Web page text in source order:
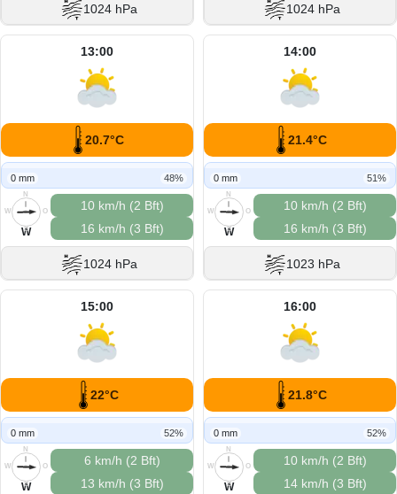
1024 hPa 1024 hPa
13:00
20.7°C
0 mm 48%
N
O
S
W
W
10 km/h (2 Bft)
16 km/h (3 Bft)
1024 hPa
14:00
21.4°C
0 mm 51%
N
O
S
W
W
10 km/h (2 Bft)
16 km/h (3 Bft)
1023 hPa
15:00
22°C
0 mm 52%
N
O
S
W
W
6 km/h (2 Bft)
13 km/h (3 Bft)
16:00
21.8°C
0 mm 52%
N
O
S
W
W
10 km/h (2 Bft)
14 km/h (3 Bft)